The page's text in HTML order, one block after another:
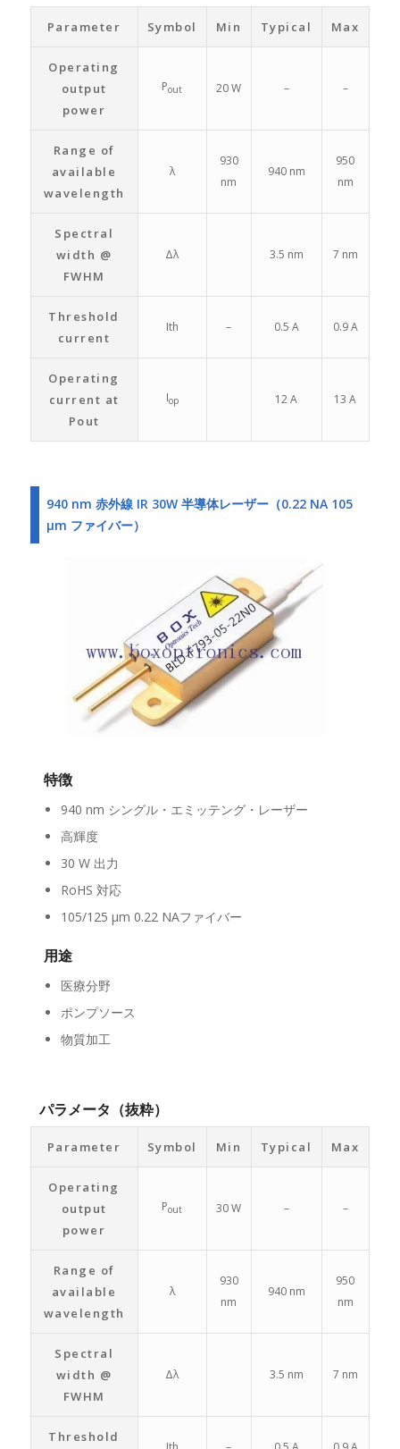
Parameter Symbol Min Typical Max
Operating
output
power
Pout 20 W – –
Range of
available
wavelength
λ
930
nm
940 nm
950
nm
Spectral
width @
FWHM
Δλ 3.5 nm 7 nm
Threshold
current
Ith – 0.5 A 0.9 A
Operating
current at
Pout
Iop 12 A 13 A
940 nm 赤外線 IR 30W 半導体レーザー（0.22 NA 105
μm ファイバー）
特徴
940 nm シングル・エミッテング・レーザー
高輝度
30 W 出力
RoHS 対応
105/125 μm 0.22 NAファイバー
用途
医療分野
ポンプソース
物質加工
パラメータ（抜粋）
Parameter Symbol Min Typical Max
Operating
output
power
Pout 30 W – –
Range of
available
wavelength
λ
930
nm
940 nm
950
nm
Spectral
width @
FWHM
Δλ 3.5 nm 7 nm
Threshold